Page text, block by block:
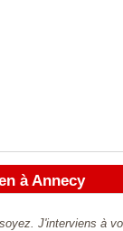
à Annecy
J'interviens à